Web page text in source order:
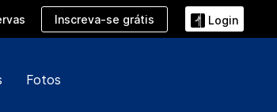
Inscreva-se grátis Login
Fotos